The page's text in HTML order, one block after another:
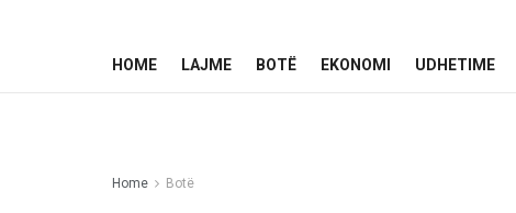
HOME LAJME BOTË EKONOMI UDHETIME
Home Botë